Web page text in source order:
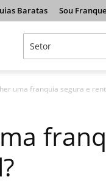
Baratas Sou
uma franquia segura e